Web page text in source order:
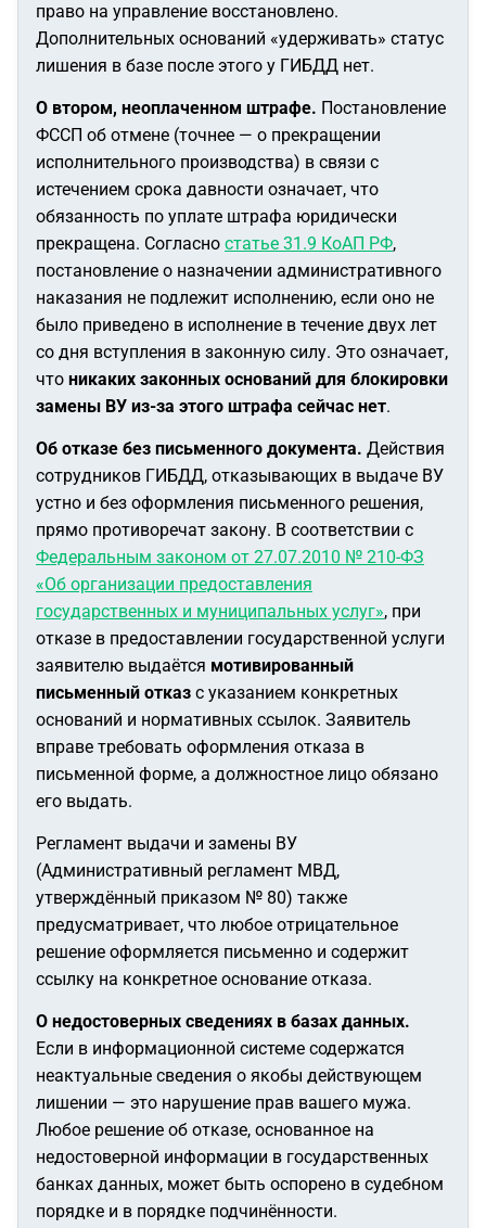
право на управление восстановлено.
Дополнительных оснований «удерживать» статус
лишения в базе после этого у ГИБДД нет.
О втором, неоплаченном штрафе. Постановление
ФССП об отмене (точнее — о прекращении
исполнительного производства) в связи с
истечением срока давности означает, что
обязанность по уплате штрафа юридически
прекращена. Согласно статье 31.9 КоАП РФ,
постановление о назначении административного
наказания не подлежит исполнению, если оно не
было приведено в исполнение в течение двух лет
со дня вступления в законную силу. Это означает,
что никаких законных оснований для блокировки
замены ВУ из-за этого штрафа сейчас нет.
Об отказе без письменного документа. Действия
сотрудников ГИБДД, отказывающих в выдаче ВУ
устно и без оформления письменного решения,
прямо противоречат закону. В соответствии с
Федеральным законом от 27.07.2010 № 210-ФЗ
«Об организации предоставления
государственных и муниципальных услуг», при
отказе в предоставлении государственной услуги
заявителю выдаётся мотивированный
письменный отказ с указанием конкретных
оснований и нормативных ссылок. Заявитель
вправе требовать оформления отказа в
письменной форме, а должностное лицо обязано
его выдать.
Регламент выдачи и замены ВУ
(Административный регламент МВД,
утверждённый приказом № 80) также
предусматривает, что любое отрицательное
решение оформляется письменно и содержит
ссылку на конкретное основание отказа.
О недостоверных сведениях в базах данных.
Если в информационной системе содержатся
неактуальные сведения о якобы действующем
лишении — это нарушение прав вашего мужа.
Любое решение об отказе, основанное на
недостоверной информации в государственных
банках данных, может быть оспорено в судебном
порядке и в порядке подчинённости.